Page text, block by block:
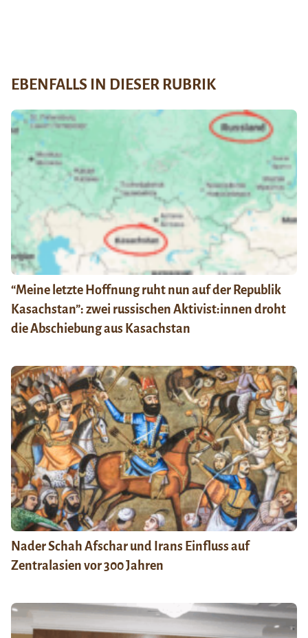
EBENFALLS IN DIESER RUBRIK
“Meine letzte Hoffnung ruht nun auf der Republik
Kasachstan”: zwei russischen Aktivist:innen droht
die Abschiebung aus Kasachstan
Nader Schah Afschar und Irans Einfluss auf
Zentralasien vor 300 Jahren